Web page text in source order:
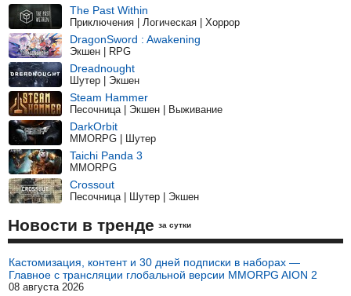
The Past Within
Приключения | Логическая | Хоррор
DragonSword : Awakening
Экшен | RPG
Dreadnought
Шутер | Экшен
Steam Hammer
Песочница | Экшен | Выживание
DarkOrbit
MMORPG | Шутер
Taichi Panda 3
MMORPG
Crossout
Песочница | Шутер | Экшен
Новости в тренде за сутки
Кастомизация, контент и 30 дней подписки в наборах —
Главное с трансляции глобальной версии MMORPG AION 2
08 августа 2026